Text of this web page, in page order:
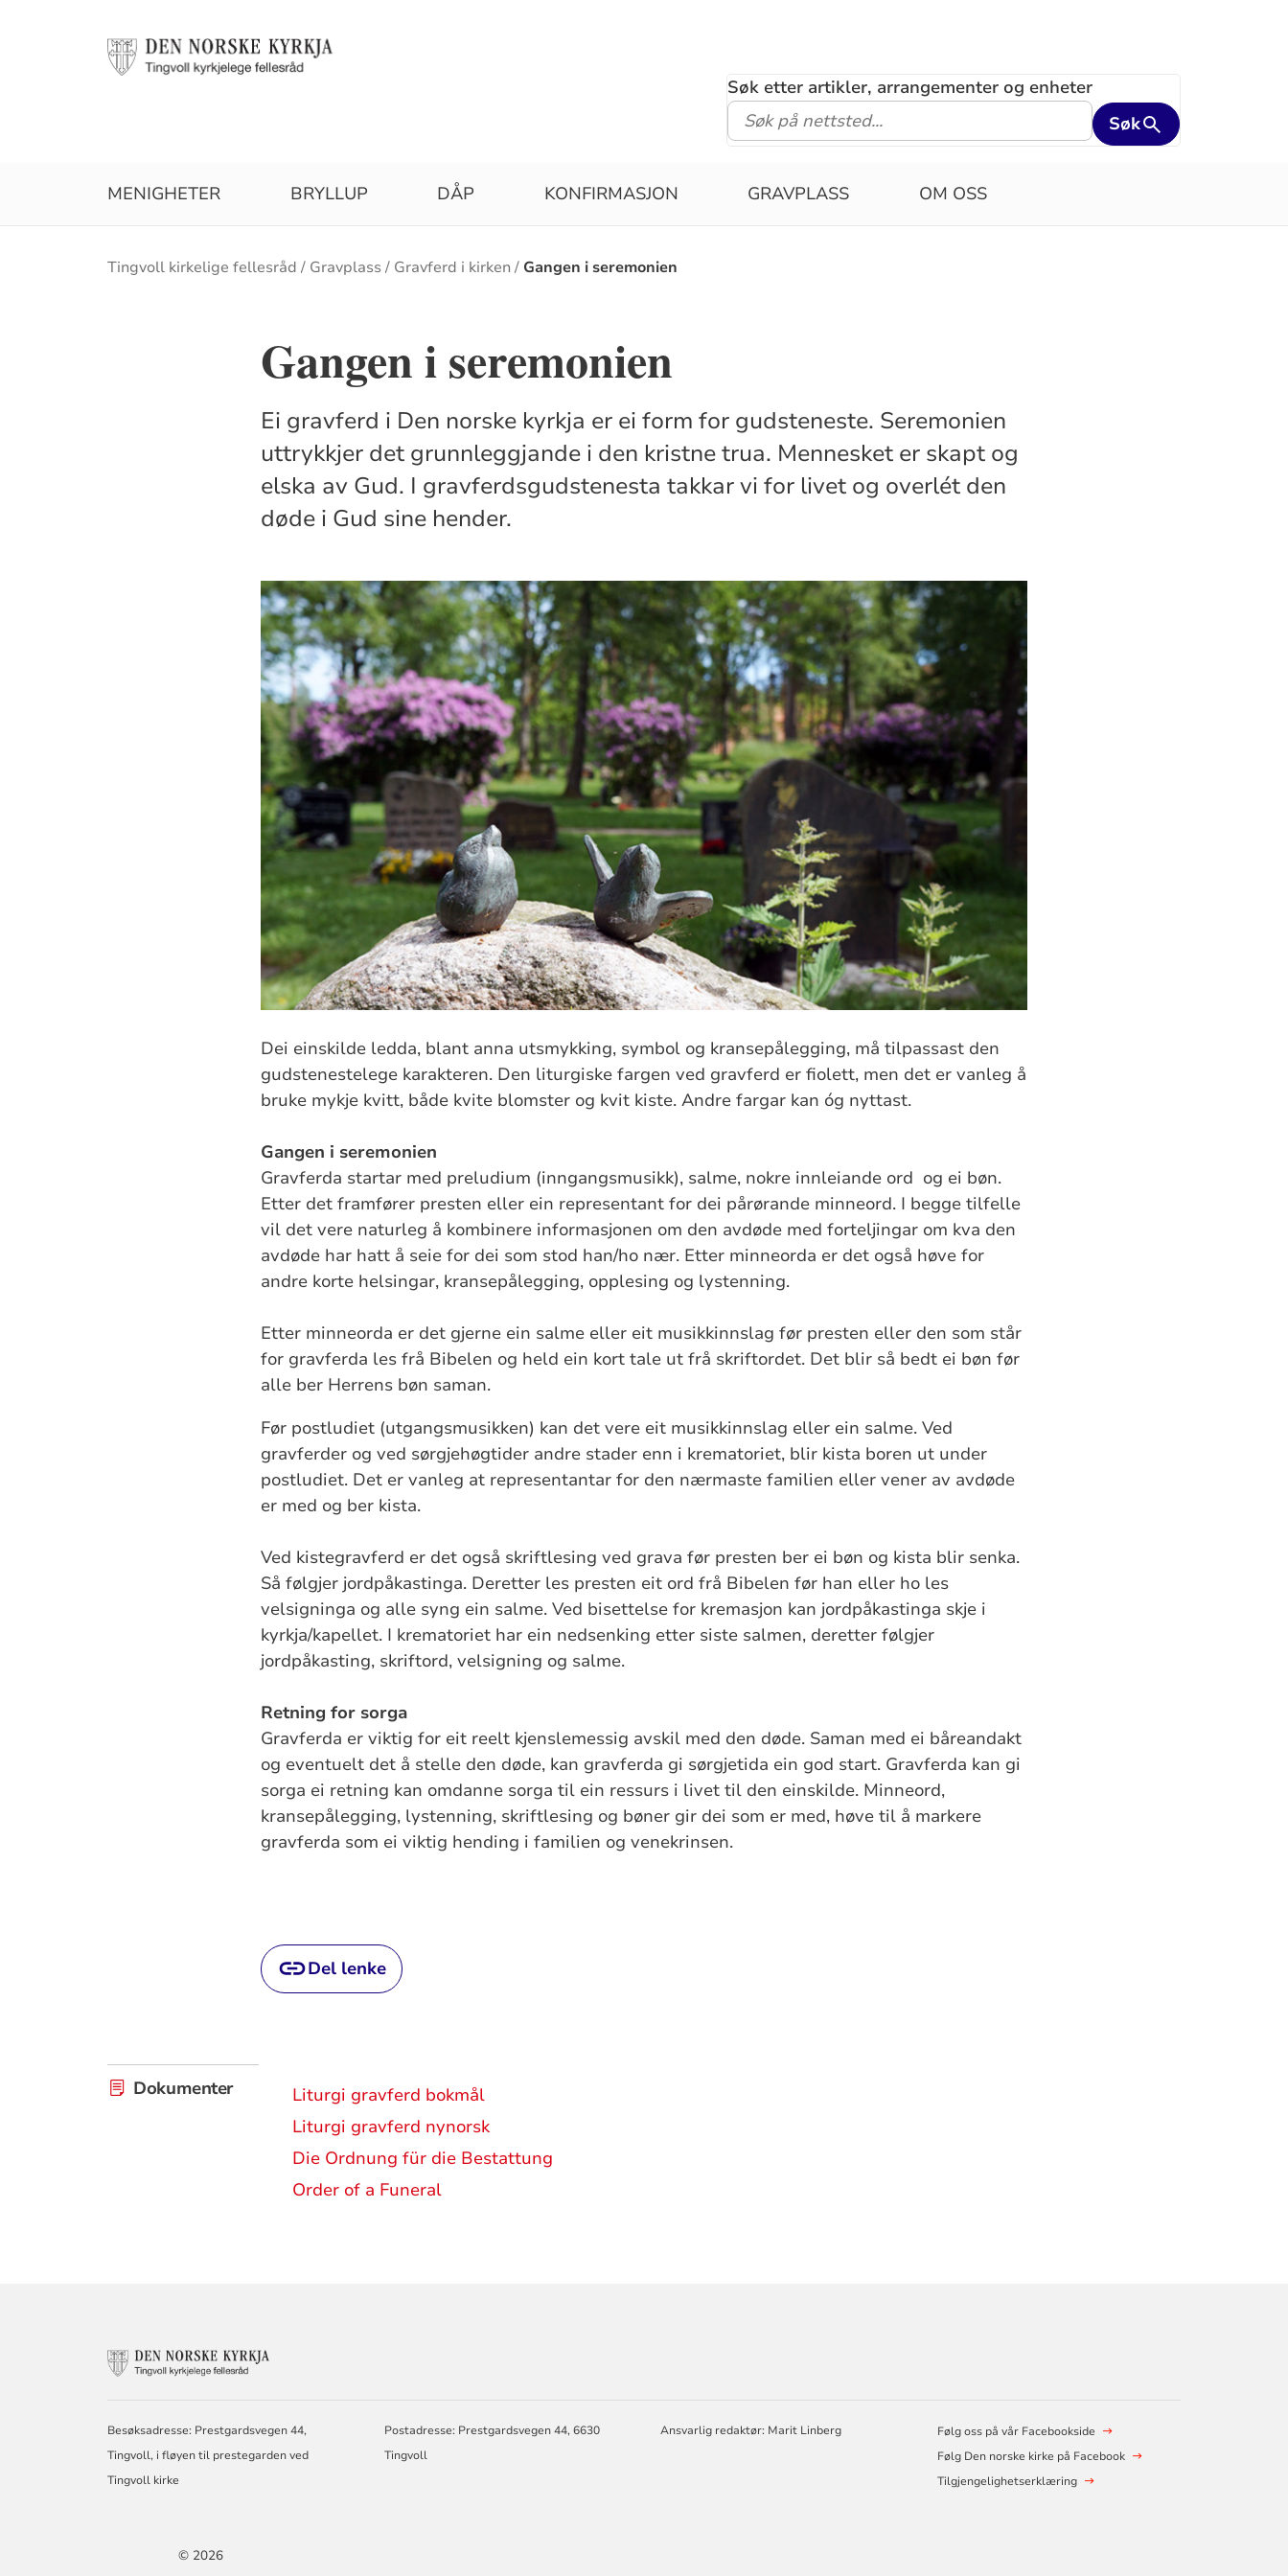
Søk etter artikler, arrangementer og enheter
Søk
MENIGHETER BRYLLUP DÅP KONFIRMASJON GRAVPLASS OM OSS
Brødsmulesti
Tingvoll kirkelige fellesråd Gravplass Gravferd i kirken Gangen i seremonien
Gangen i seremonien
Ei gravferd i Den norske kyrkja er ei form for gudsteneste. Seremonien
uttrykkjer det grunnleggjande i den kristne trua. Mennesket er skapt og
elska av Gud. I gravferdsgudstenesta takkar vi for livet og overlét den
døde i Gud sine hender.
Dei einskilde ledda, blant anna utsmykking, symbol og kransepålegging, må tilpassast den
gudstenestelege karakteren. Den liturgiske fargen ved gravferd er fiolett, men det er vanleg å
bruke mykje kvitt, både kvite blomster og kvit kiste. Andre fargar kan óg nyttast.
Gangen i seremonien
Gravferda startar med preludium (inngangsmusikk), salme, nokre innleiande ord og ei bøn.
Etter det framfører presten eller ein representant for dei pårørande minneord. I begge tilfelle
vil det vere naturleg å kombinere informasjonen om den avdøde med forteljingar om kva den
avdøde har hatt å seie for dei som stod han/ho nær. Etter minneorda er det også høve for
andre korte helsingar, kransepålegging, opplesing og lystenning.
Etter minneorda er det gjerne ein salme eller eit musikkinnslag før presten eller den som står
for gravferda les frå Bibelen og held ein kort tale ut frå skriftordet. Det blir så bedt ei bøn før
alle ber Herrens bøn saman.
Før postludiet (utgangsmusikken) kan det vere eit musikkinnslag eller ein salme. Ved
gravferder og ved sørgjehøgtider andre stader enn i krematoriet, blir kista boren ut under
postludiet. Det er vanleg at representantar for den nærmaste familien eller vener av avdøde
er med og ber kista.
Ved kistegravferd er det også skriftlesing ved grava før presten ber ei bøn og kista blir senka.
Så følgjer jordpåkastinga. Deretter les presten eit ord frå Bibelen før han eller ho les
velsigninga og alle syng ein salme. Ved bisettelse for kremasjon kan jordpåkastinga skje i
kyrkja/kapellet. I krematoriet har ein nedsenking etter siste salmen, deretter følgjer
jordpåkasting, skriftord, velsigning og salme.
Retning for sorga
Gravferda er viktig for eit reelt kjenslemessig avskil med den døde. Saman med ei båreandakt
og eventuelt det å stelle den døde, kan gravferda gi sørgjetida ein god start. Gravferda kan gi
sorga ei retning kan omdanne sorga til ein ressurs i livet til den einskilde. Minneord,
kransepålegging, lystenning, skriftlesing og bøner gir dei som er med, høve til å markere
gravferda som ei viktig hending i familien og venekrinsen.
Del lenke
Dokumenter
Liturgi gravferd bokmål
Liturgi gravferd nynorsk
Die Ordnung für die Bestattung
Order of a Funeral
FELLESRÅD
Besøksadresse: Prestgardsvegen 44,
Tingvoll, i fløyen til prestegarden ved
Tingvoll kirke
Postadresse: Prestgardsvegen 44, 6630
Tingvoll
Ansvarlig redaktør: Marit Linberg
Følg oss på vår Facebookside
Følg Den norske kirke på Facebook
Tilgjengelighetserklæring
© 2026